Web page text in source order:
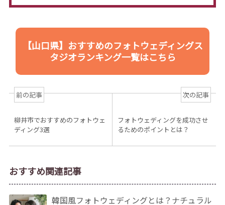
【山口県】おすすめのフォトウェディングス
タジオランキング一覧はこちら
前の記事
柳井市でおすすめのフォトウェ
ディング3選
次の記事
フォトウェディングを成功させ
るためのポイントとは？
おすすめ関連記事
韓国風フォトウェディングとは？ナチュラル